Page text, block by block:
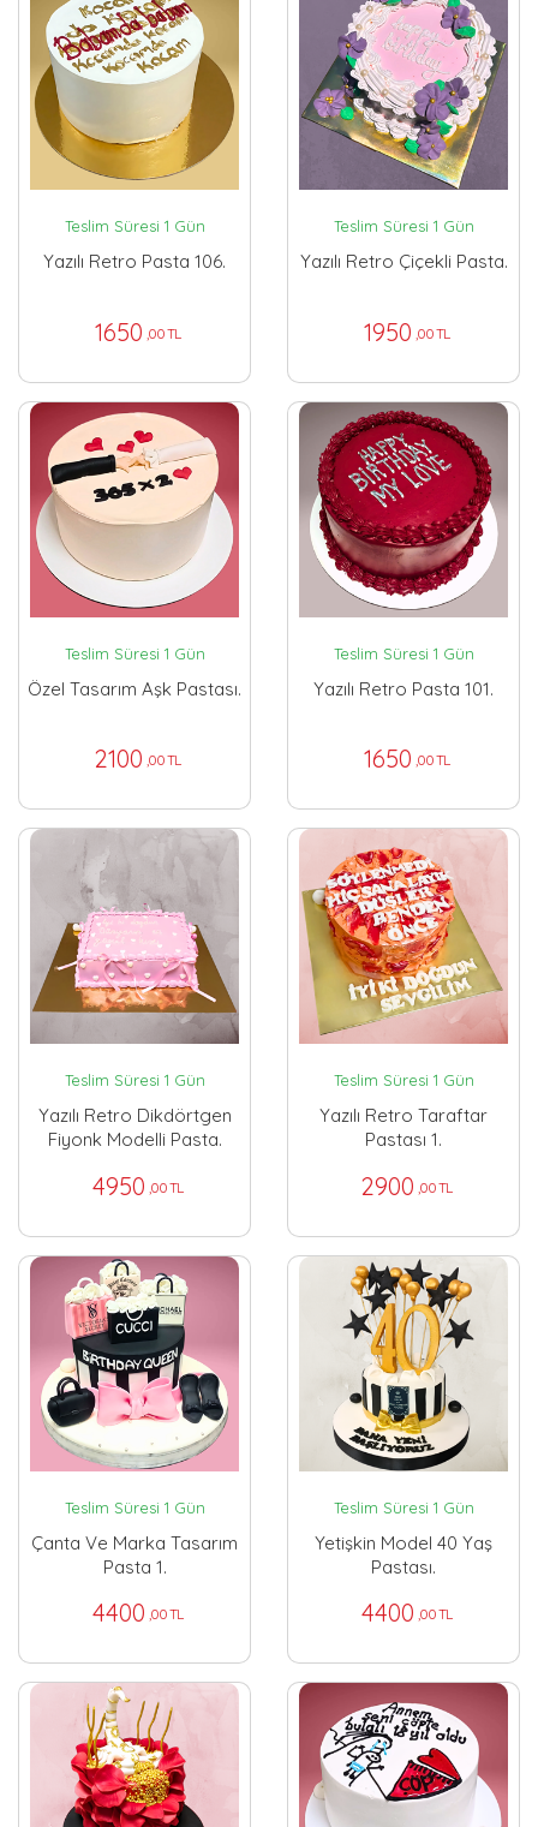
Teslim Süresi 1 Gün
Yazılı Retro Pasta 106.
1650 ,00 TL
Teslim Süresi 1 Gün
Yazılı Retro Çiçekli Pasta.
1950 ,00 TL
Teslim Süresi 1 Gün
Özel Tasarım Aşk Pastası.
2100 ,00 TL
Teslim Süresi 1 Gün
Yazılı Retro Pasta 101.
1650 ,00 TL
Teslim Süresi 1 Gün
Yazılı Retro Dikdörtgen
Fiyonk Modelli Pasta.
4950 ,00 TL
Teslim Süresi 1 Gün
Yazılı Retro Taraftar
Pastası 1.
2900 ,00 TL
Teslim Süresi 1 Gün
Çanta Ve Marka Tasarım
Pasta 1.
4400 ,00 TL
Teslim Süresi 1 Gün
Yetişkin Model 40 Yaş
Pastası.
4400 ,00 TL